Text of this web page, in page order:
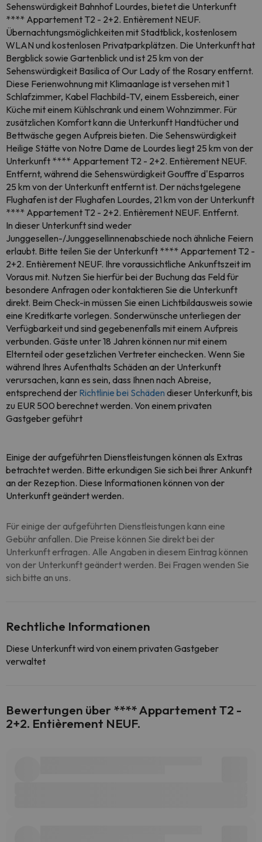
Sehenswürdigkeit Bahnhof Lourdes, bietet die Unterkunft
**** Appartement T2 - 2+2. Entièrement NEUF.
Übernachtungsmöglichkeiten mit Stadtblick, kostenlosem
WLAN und kostenlosen Privatparkplätzen. Die Unterkunft hat
Bergblick sowie Gartenblick und ist 25 km von der
Sehenswürdigkeit Basilica of Our Lady of the Rosary entfernt.
Diese Ferienwohnung mit Klimaanlage ist versehen mit 1
Schlafzimmer, Kabel Flachbild-TV, einem Essbereich, einer
Küche mit einem Kühlschrank und einem Wohnzimmer. Für
zusätzlichen Komfort kann die Unterkunft Handtücher und
Bettwäsche gegen Aufpreis bieten. Die Sehenswürdigkeit
Heilige Stätte von Notre Dame de Lourdes liegt 25 km von der
Unterkunft **** Appartement T2 - 2+2. Entièrement NEUF.
Entfernt, während die Sehenswürdigkeit Gouffre d'Esparros
25 km von der Unterkunft entfernt ist. Der nächstgelegene
Flughafen ist der Flughafen Lourdes, 21 km von der Unterkunft
**** Appartement T2 - 2+2. Entièrement NEUF. Entfernt.
In dieser Unterkunft sind weder
Junggesellen-/Junggesellinnenabschiede noch ähnliche Feiern
erlaubt. Bitte teilen Sie der Unterkunft **** Appartement T2 -
2+2. Entièrement NEUF. Ihre voraussichtliche Ankunftszeit im
Voraus mit. Nutzen Sie hierfür bei der Buchung das Feld für
besondere Anfragen oder kontaktieren Sie die Unterkunft
direkt. Beim Check-in müssen Sie einen Lichtbildausweis sowie
eine Kreditkarte vorlegen. Sonderwünsche unterliegen der
Verfügbarkeit und sind gegebenenfalls mit einem Aufpreis
verbunden. Gäste unter 18 Jahren können nur mit einem
Elternteil oder gesetzlichen Vertreter einchecken. Wenn Sie
während Ihres Aufenthalts Schäden an der Unterkunft
verursachen, kann es sein, dass Ihnen nach Abreise,
entsprechend der Richtlinie bei Schäden dieser Unterkunft, bis
zu EUR 500 berechnet werden. Von einem privaten
Gastgeber geführt
Einige der aufgeführten Dienstleistungen können als Extras
betrachtet werden. Bitte erkundigen Sie sich bei Ihrer Ankunft
an der Rezeption. Diese Informationen können von der
Unterkunft geändert werden.
Für einige der aufgeführten Dienstleistungen kann eine
Gebühr anfallen. Die Preise können Sie direkt bei der
Unterkunft erfragen. Alle Angaben in diesem Eintrag können
von der Unterkunft geändert werden. Bei Fragen wenden Sie
sich bitte an uns.
Rechtliche Informationen
Diese Unterkunft wird von einem privaten Gastgeber
verwaltet
Bewertungen über **** Appartement T2 -
2+2. Entièrement NEUF.